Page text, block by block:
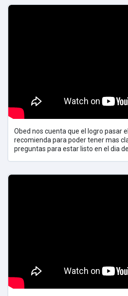
Obed nos cuenta que el logro pasar
recomienda para poder tener mas
preguntas para estar listo en el dia